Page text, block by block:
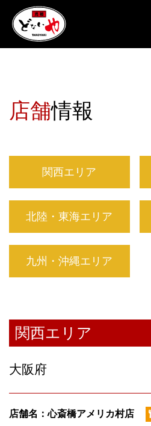
店舗情報
関西エリア
北陸・東海エリア
九州・沖縄エリア
関西エリア
大阪府
店舗名：心斎橋アメリカ村店